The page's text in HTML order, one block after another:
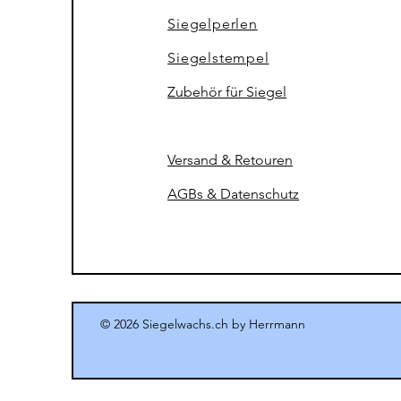
Siegelperlen
Siegelstempel
Zubehör für Siegel
Versand & Retouren
AGBs & Datenschutz
© 2026 Siegelwachs.ch by Herrmann